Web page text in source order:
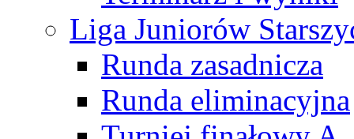
Liga Juniorów
Runda zasadnicza
Runda eliminacyjna